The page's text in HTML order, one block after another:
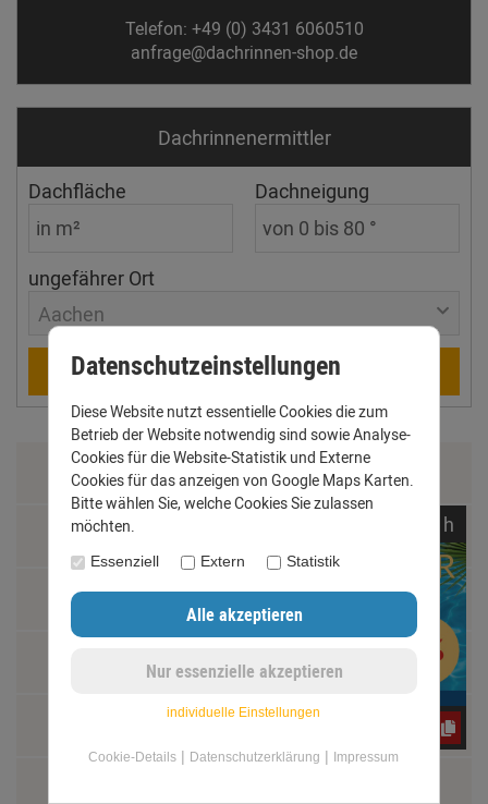
Telefon: +49 (0) 3431 6060510
anfrage@dachrinnen-shop.de
Dachrinnen­ermittler
Dachfläche Dachneigung
ungefährer Ort
Aachen
Berechnen
Zahlung & Versand
AGB
Impressum
h
Datenschutzeinstellungen
Diese Website nutzt essentielle Cookies die zum
Betrieb der Website notwendig sind sowie Analyse-
Cookies für die Website-Statistik und Externe
Cookies für das anzeigen von Google Maps Karten.
Bitte wählen Sie, welche Cookies Sie zulassen
möchten.
Essenziell Extern Statistik
individuelle Einstellungen
Cookie-Details | Datenschutzerklärung | Impressum